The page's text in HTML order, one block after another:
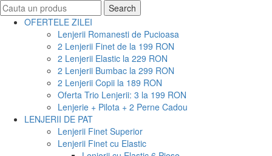
Search
for:
Search
OFERTELE ZILEI
Lenjerii Romanesti de Pucioasa
2 Lenjerii Finet de la 199 RON
2 Lenjerii Elastic la 229 RON
2 Lenjerii Bumbac la 299 RON
2 Lenjerii Copii la 189 RON
Oferta Trio Lenjerii: 3 la 199 RON
Lenjerie + Pilota + 2 Perne Cadou
LENJERII DE PAT
Lenjerii Finet Superior
Lenjerii Finet cu Elastic